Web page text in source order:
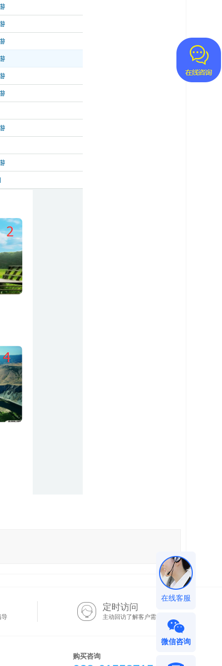
导
定时访问
主动回访了解客户需求
购买咨询
在线客服
微信咨询